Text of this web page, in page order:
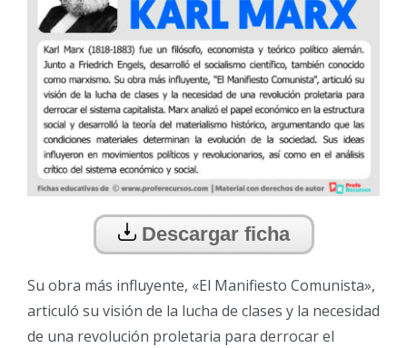
Descargar ficha
Su obra más influyente, «El Manifiesto Comunista»,
articuló su visión de la lucha de clases y la necesidad
de una revolución proletaria para derrocar el